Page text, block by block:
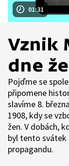
01:31
Vznik
dne
Pojďme se
připomene
slavíme 8.
1908, kdy se
žen. V dobách,
byl tento
propagandu.